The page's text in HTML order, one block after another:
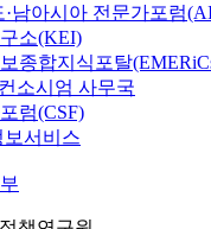
·남아시아 전문가포럼
소(KEI)
종합지식포탈
소시엄 사무국
럼(CSF)
보서비스